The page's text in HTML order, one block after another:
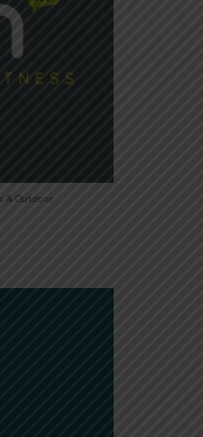
& Outdoor